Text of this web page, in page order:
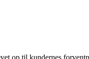
op til kundernes